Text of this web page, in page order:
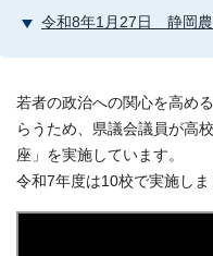
令和8年1月27日 静岡農
若者の政治への関心を高め
らうため、県議会議員が高
座」を実施しています。
令和7年度は10校で実施しま